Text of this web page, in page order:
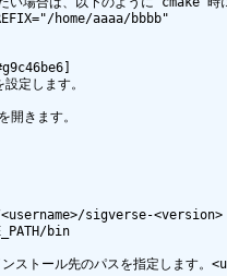
home/aaaa/bbbb"
定します。
きます。
<username>/sigverse-<version>
bin
ストール先のパスを指定します